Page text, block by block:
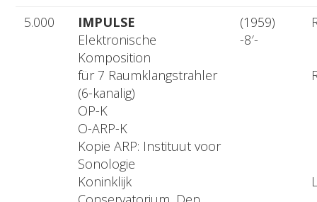
5.000
IMPULSE
Elektronische
Komposition
für 7 Raumklangstrahler
(6-kanalig)
OP-K
O-ARP-K
Kopie ARP: Instituut voor
Sonologie
Koninklijk
(1959)
-8′-